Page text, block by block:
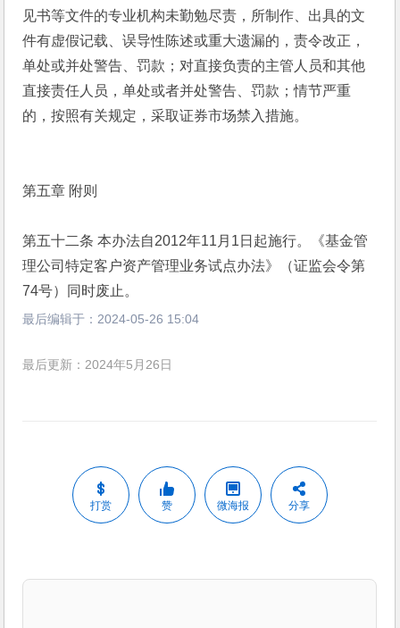
见书等文件的专业机构未勤勉尽责，所制作、出具的文
件有虚假记载、误导性陈述或重大遗漏的，责令改正，
单处或并处警告、罚款；对直接负责的主管人员和其他
直接责任人员，单处或者并处警告、罚款；情节严重
的，按照有关规定，采取证券市场禁入措施。
第五章 附则
第五十二条 本办法自2012年11月1日起施行。《基金管
理公司特定客户资产管理业务试点办法》（证监会令第
74号）同时废止。
最后编辑于： 2024-05-26 15:04
最后更新：2024年5月26日
打赏 赞 微海报 分享